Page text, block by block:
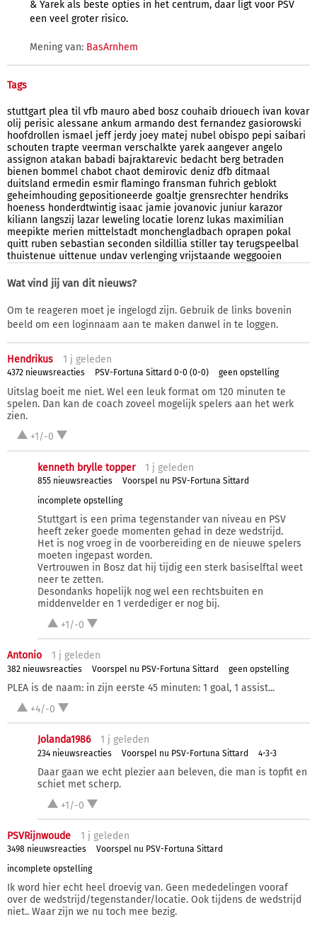
& Yarek als beste opties in het centrum, daar ligt voor PSV
een veel groter risico.
Mening van: BasArnhem
Tags
stuttgart plea til vfb mauro abed bosz couhaib driouech ivan kovar
olij perisic alessane ankum armando dest fernandez gasiorowski
hoofdrollen ismael jeff jerdy joey matej nubel obispo pepi saibari
schouten trapte veerman verschalkte yarek aangever angelo
assignon atakan babadi bajraktarevic bedacht berg betraden
bienen bommel chabot chaot demirovic deniz dfb ditmaal
duitsland ermedin esmir flamingo fransman fuhrich geblokt
geheimhouding gepositioneerde goaltje grensrechter hendriks
hoeness honderdtwintig isaac jamie jovanovic juniur karazor
kiliann langszij lazar leweling locatie lorenz lukas maximilian
meepikte merien mittelstadt monchengladbach oprapen pokal
quitt ruben sebastian seconden sildillia stiller tay terugspeelbal
thuistenue uittenue undav verlenging vrijstaande weggooien
Wat vind jij van dit nieuws?
Om te reageren moet je ingelogd zijn. Gebruik de links bovenin
beeld om een loginnaam aan te maken danwel in te loggen.
Hendrikus 1 j geleden
4372 nieuwsreacties PSV-Fortuna Sittard 0-0 (0-0) geen opstelling
Uitslag boeit me niet. Wel een leuk format om 120 minuten te
spelen. Dan kan de coach zoveel mogelijk spelers aan het werk
zien.
+1/-0
kenneth brylle topper 1 j geleden
855 nieuwsreacties
Voorspel nu PSV-Fortuna Sittard
incomplete opstelling
Stuttgart is een prima tegenstander van niveau en PSV
heeft zeker goede momenten gehad in deze wedstrijd.
Het is nog vroeg in de voorbereiding en de nieuwe spelers
moeten ingepast worden.
Vertrouwen in Bosz dat hij tijdig een sterk basiselftal weet
neer te zetten.
Desondanks hopelijk nog wel een rechtsbuiten en
middenvelder en 1 verdediger er nog bij.
+1/-0
Antonio 1 j geleden
382 nieuwsreacties Voorspel nu PSV-Fortuna Sittard geen opstelling
PLEA is de naam: in zijn eerste 45 minuten: 1 goal, 1 assist...
+4/-0
Jolanda1986 1 j geleden
234 nieuwsreacties Voorspel nu PSV-Fortuna Sittard 4-3-3
Daar gaan we echt plezier aan beleven, die man is topfit en
schiet met scherp.
+1/-0
PSVRijnwoude 1 j geleden
3498 nieuwsreacties
Voorspel nu PSV-Fortuna Sittard
incomplete opstelling
Ik word hier echt heel droevig van. Geen mededelingen vooraf
over de wedstrijd/tegenstander/locatie. Ook tijdens de wedstrijd
niet.. Waar zijn we nu toch mee bezig.